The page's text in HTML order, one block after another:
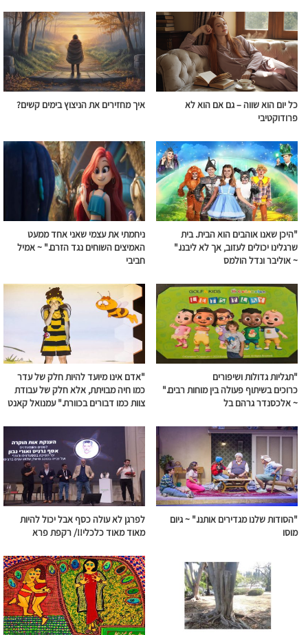
כל יום הוא שווה – גם אם הוא לא
פרודוקטיבי
איך מחזירים את הניצוץ בימים קשים?
"היכן שאנו אוהבים הוא הבית. בית
שרגלינו יכולים לעזוב, אך לא ליבנו."
~ אוליבר ונדל הולמס
ניחמתי את עצמי שאני אחד ממעט
האמיצים השוחים נגדהזרם." ~ אמיל
חביבי
"תגליות גדולות ושיפורים
כרוכיםבשיתוףפעולהבין מוחות רבים."
~ אלכסנדר גרהם בל
"אדם אינו מיועד להיות חלק של עדר
כמו חיה מבויתת, אלא חלק של עבודת
צוות כמו דבורים בכוורת." עמנואל קאנט
"הסודות שלנו מגדירים אותנו." ~גיום
מוסו
לפרגן לא עולה כסף אבל יכול להיות
מאוד מאוד כלכלי!!/ רקפת פרא